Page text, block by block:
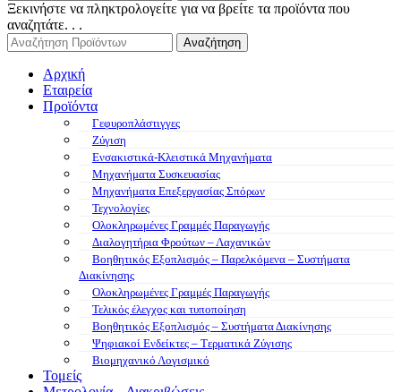
Ξεκινήστε να πληκτρολογείτε για να βρείτε τα προϊόντα που
αναζητάτε. . .
Αναζήτηση
Αρχική
Εταιρεία
Προϊόντα
Γεφυροπλάστιγγες
Ζύγιση
Ενσακιστικά-Κλειστικά Μηχανήματα
Μηχανήματα Συσκευασίας
Μηχανήματα Επεξεργασίας Σπόρων
Τεχνολογίες
Ολοκληρωμένες Γραμμές Παραγωγής
Διαλογητήρια Φρούτων – Λαχανικών
Βοηθητικός Εξοπλισμός – Παρελκόμενα – Συστήματα
Διακίνησης
Ολοκληρωμένες Γραμμές Παραγωγής
Τελικός έλεγχος και τυποποίηση
Βοηθητικός Εξοπλισμός – Συστήματα Διακίνησης
Ψηφιακοί Ενδείκτες – Tερματικά Ζύγισης
Βιομηχανικό Λογισμικό
Τομείς